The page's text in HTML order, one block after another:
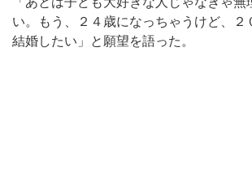
い。もう、２４歳になっちゃうけど、２
結婚したい」と願望を語った。